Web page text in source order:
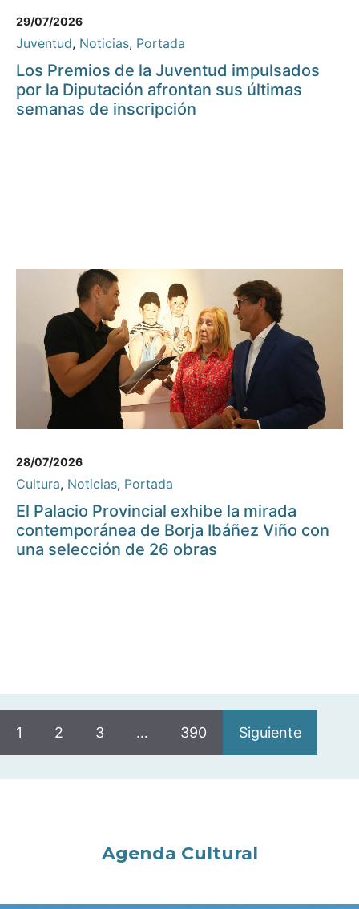
29/07/2026
Juventud, Noticias, Portada
Los Premios de la Juventud impulsados
por la Diputación afrontan sus últimas
semanas de inscripción
28/07/2026
Cultura, Noticias, Portada
El Palacio Provincial exhibe la mirada
contemporánea de Borja Ibáñez Viño con
una selección de 26 obras
1 2 3 … 390 Siguiente
Agenda Cultural